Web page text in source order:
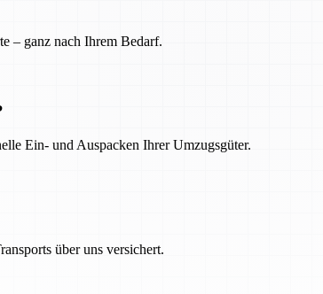
– ganz nach Ihrem Bedarf.
Ein- und Auspacken Ihrer Umzugsgüter.
über uns versichert.